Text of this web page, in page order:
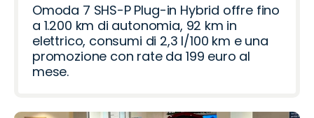
Omoda 7 SHS-P Plug-in Hybrid offre fino
a 1.200 km di autonomia, 92 km in
elettrico, consumi di 2,3 l/100 km e una
promozione con rate da 199 euro al
mese.